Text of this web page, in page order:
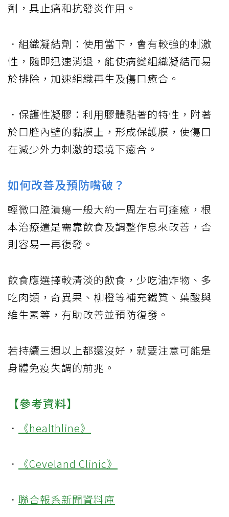
劑，具止痛和抗發炎作用。
．組織凝結劑：使用當下，會有較強的刺激
性，隨即迅速消退，能使病變組織凝結而易
於排除，加速組織再生及傷口癒合。
．保護性凝膠：利用膠體黏著的特性，附著
於口腔內壁的黏膜上，形成保護膜，使傷口
在減少外力刺激的環境下癒合。
如何改善及預防嘴破？
輕微口腔潰瘍一般大約一周左右可痊癒，根
本治療還是需靠飲食及調整作息來改善，否
則容易一再復發。
飲食應選擇較清淡的飲食，少吃油炸物、多
吃肉類，奇異果、柳橙等補充鐵質、葉酸與
維生素等，有助改善並預防復發。
若持續三週以上都還沒好，就要注意可能是
身體免疫失調的前兆。
【參考資料】
． 《healthline》
． 《Ceveland Clinic》
． 聯合報系新聞資料庫